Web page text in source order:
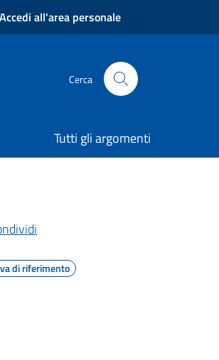
Accedi all'area personale
Cerca
Tutti gli argomenti
di riferimento